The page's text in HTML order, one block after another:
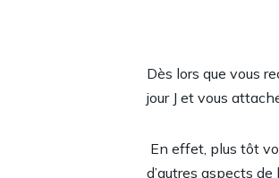
Dès lors que vous
jour J et vous
En effet, plus tôt
d’autres aspects